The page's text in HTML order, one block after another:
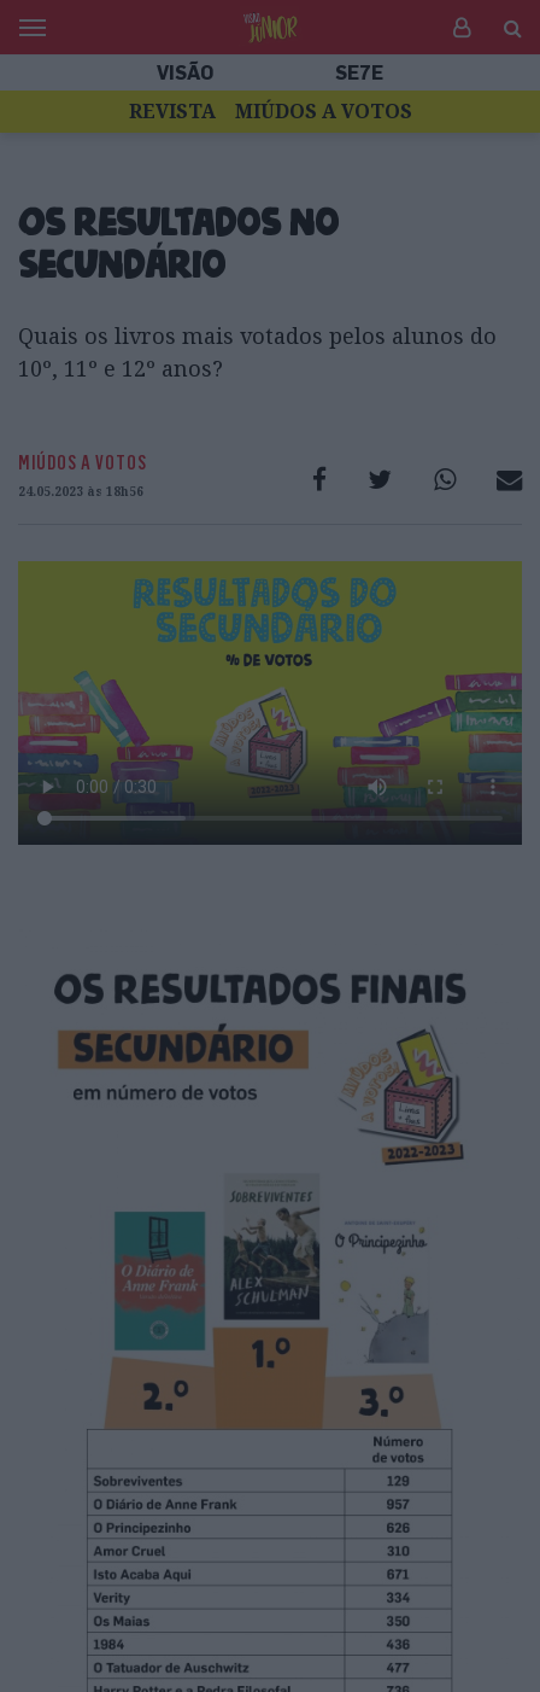
VISÃO SE7E
REVISTA MIÚDOS A VOTOS
Os resultados no
Secundário
Quais os livros mais votados pelos alunos do
10º, 11º e 12º anos?
MIÚDOS A VOTOS
24.05.2023 às 18h56